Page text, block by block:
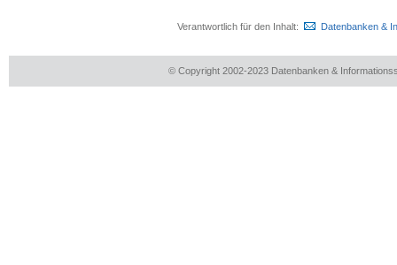
Verantwortlich für den Inhalt: Datenbanken &
© Copyright 2002-2023 Datenbanken &